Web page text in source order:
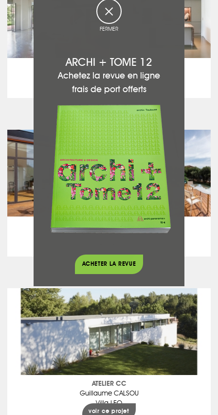
ABRACADABRA ARCHITECTURES
Le loft
voir ce projet
ATELIER CC
Guillaume CALSOU
ATELIER CC
Guillaume CALSOU
Villa LEO
voir ce projet
FERMER
ARCHI + TOME 12
Achetez la revue en ligne
frais de port offerts
ACHETER LA REVUE